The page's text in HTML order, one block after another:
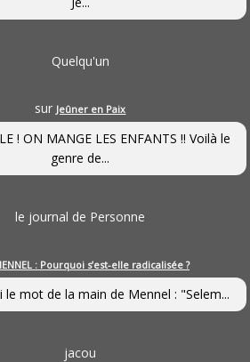
Quelqu'un
sur Jeûner en Paix
! ON MANGE LES ENFANTS !! Voilà le
genre de...
le journal de Personne
: Pourquoi s’est-elle radicalisée ?
le mot de la main de Mennel : "Selem...
jacou